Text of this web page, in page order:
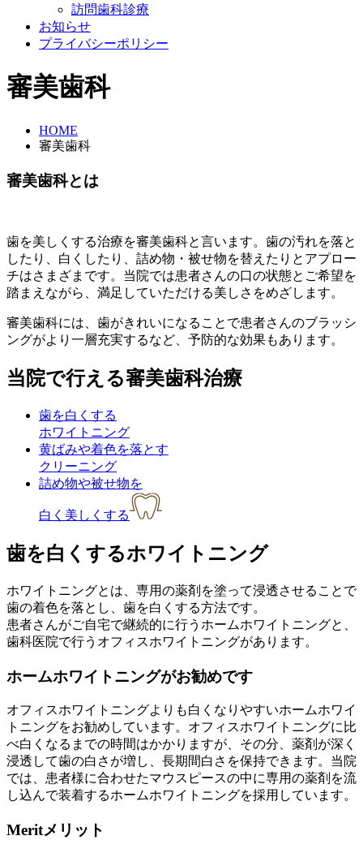
訪問歯科診療
お知らせ
プライバシーポリシー
審美歯科
HOME
審美歯科
審美歯科とは
歯を美しくする治療を審美歯科と言います。歯の汚れを落と
したり、白くしたり、詰め物・被せ物を替えたりとアプロー
チはさまざまです。当院では患者さんの口の状態とご希望を
踏まえながら、満足していただける美しさをめざします。
審美歯科には、歯がきれいになることで患者さんのブラッシ
ングがより一層充実するなど、予防的な効果もあります。
当院で行える審美歯科治療
歯を白くする
ホワイトニング
黄ばみや着色を落とす
クリーニング
詰め物や被せ物を
白く美しくする
歯を白くするホワイトニング
ホワイトニングとは、専用の薬剤を塗って浸透させることで
歯の着色を落とし、歯を白くする方法です。
患者さんがご自宅で継続的に行うホームホワイトニングと、
歯科医院で行うオフィスホワイトニングがあります。
ホームホワイトニングがお勧めです
オフィスホワイトニングよりも白くなりやすいホームホワイ
トニングをお勧めしています。オフィスホワイトニングに比
べ白くなるまでの時間はかかりますが、その分、薬剤が深く
浸透して歯の白さが増し、長期間白さを保持できます。当院
では、患者様に合わせたマウスピースの中に専用の薬剤を流
し込んで装着するホームホワイトニングを採用しています。
Meritメリット